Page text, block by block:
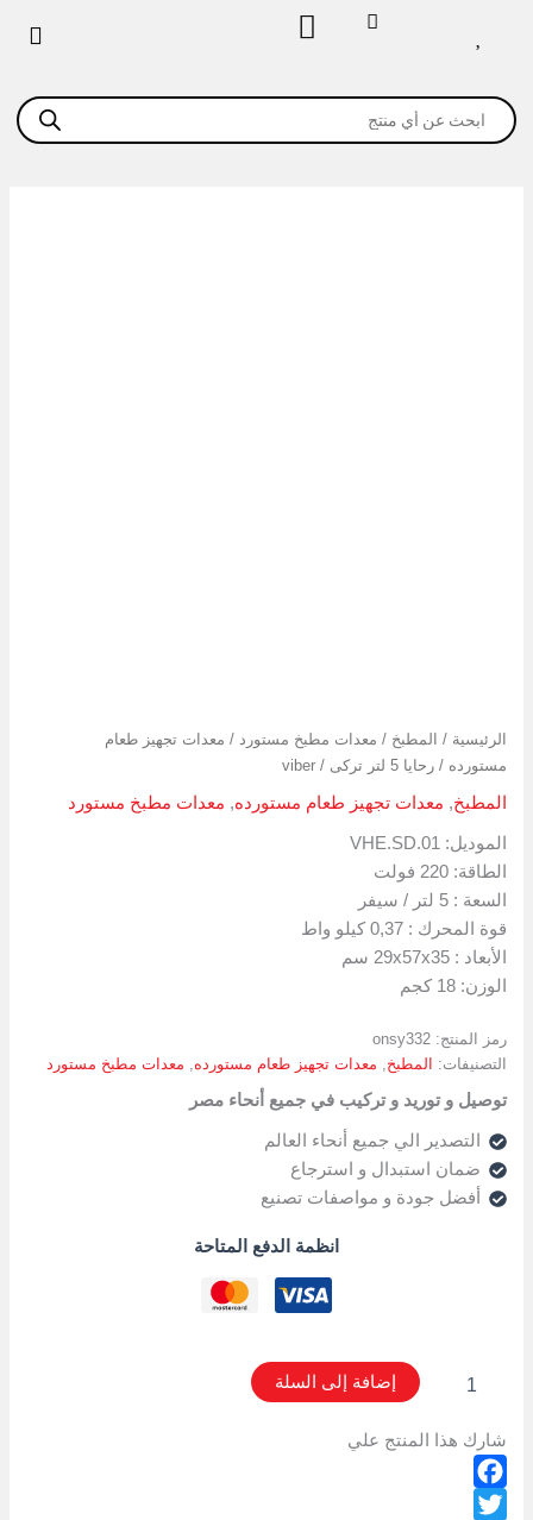
Products
search
الرئيسية / المطبخ / معدات مطبخ مستورد / معدات تجهيز طعام
مستورده / رحايا 5 لتر تركى / viber
المطبخ, معدات تجهيز طعام مستورده, معدات مطبخ مستورد
الموديل: VHE.SD.01
الطاقة: 220 فولت
السعة : 5 لتر / سيفر
قوة المحرك : 0,37 كيلو واط
الأبعاد : 29x57x35 سم
الوزن: 18 كجم
رمز المنتج:onsy332
التصنيفات:
المطبخ, معدات تجهيز طعام مستورده, معدات مطبخ مستورد
توصيل و توريد و تركيب في جميع أنحاء مصر
التصدير الي جميع أنحاء العالم
ضمان استبدال و استرجاع
أفضل جودة و مواصفات تصنيع
انظمة الدفع المتاحة
إضافة إلى السلة
شارك هذا المنتج علي
Facebook